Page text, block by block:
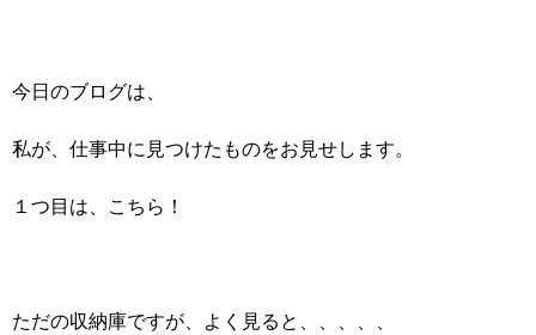
今日のブログは、
私が、仕事中に見つけたものをお見せします。
１つ目は、こちら！
ただの収納庫ですが、よく見ると、、、、、